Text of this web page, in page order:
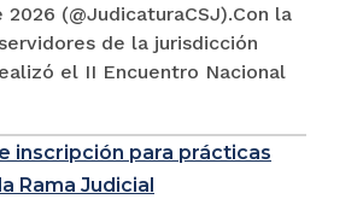
(@JudicaturaCSJ).Con la
de la jurisdicción
el II Encuentro Nacional
inscripción para prácticas
Rama Judicial